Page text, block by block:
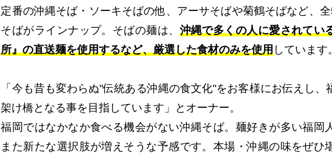
定番の沖縄そば・ソーキそばの他、アーサそばや菊鶴そばなど、
そばがラインナップ。そばの麺は、 沖縄で多くの人に愛されてい
所』の直送麺を使用するなど、厳選した食材のみを使用 しています
「今も昔も変わらぬ"伝統ある沖縄の食文化"をお客様にお伝えし、
架け橋となる事を目指しています」とオーナー。
福岡ではなかなか食べる機会がない沖縄そば。麺好きが多い福岡
また新たな選択肢が増えそうな予感です。本場・沖縄の味をぜひ